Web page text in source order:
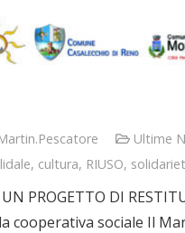
Ultime
, cultura, RIUSO,
PROGETTO DI
cooperativa sociale Il